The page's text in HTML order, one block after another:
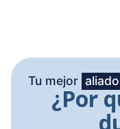
Tu mejor aliado
¿Por